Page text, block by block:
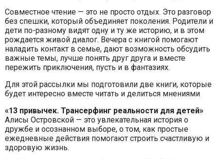
Совместное чтение — это не просто отдых. Это разговор
без спешки, который объединяет поколения. Родители и
дети по-разному видят одну и ту же историю, и в этом
рождается живой диалог. Вечера с книгой помогают
наладить контакт в семье, дают возможность обсудить
важные темы, лучше понять друг друга и вместе
пережить приключения, пусть и в фантазиях.
Для этой рассылки мы подготовили две книги, которые
будет интересно вместе читать и делиться мнениями
«13 привычек. Трансерфинг реальности для детей»
Алисы Островской — это увлекательная история о
дружбе и осознанном выборе, о том, как простые
ежедневные действия помогают строить счастливую и
здоровую жизнь.